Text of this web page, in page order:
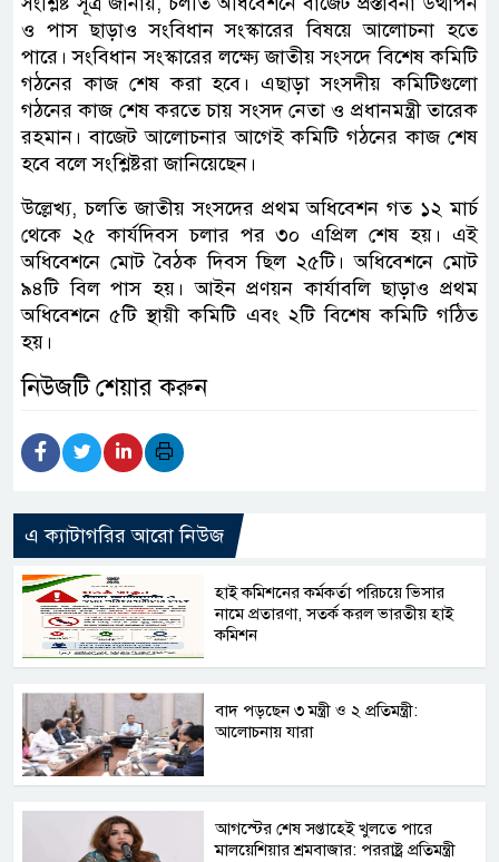
ও পাস ছাড়াও সংবিধান সংস্কারের বিষয়ে আলোচনা হতে
পারে। সংবিধান সংস্কারের লক্ষ্যে জাতীয় সংসদে বিশেষ কমিটি
গঠনের কাজ শেষ করা হবে। এছাড়া সংসদীয় কমিটিগুলো
গঠনের কাজ শেষ করতে চায় সংসদ নেতা ও প্রধানমন্ত্রী তারেক
রহমান। বাজেট আলোচনার আগেই কমিটি গঠনের কাজ শেষ
হবে বলে সংশ্লিষ্টরা জানিয়েছেন।
উল্লেখ্য, চলতি জাতীয় সংসদের প্রথম অধিবেশন গত ১২ মার্চ
থেকে ২৫ কার্যদিবস চলার পর ৩০ এপ্রিল শেষ হয়। এই
অধিবেশনে মোট বৈঠক দিবস ছিল ২৫টি। অধিবেশনে মোট
৯৪টি বিল পাস হয়। আইন প্রণয়ন কার্যাবলি ছাড়াও প্রথম
অধিবেশনে ৫টি স্থায়ী কমিটি এবং ২টি বিশেষ কমিটি গঠিত
হয়।
নিউজটি শেয়ার করুন
এ ক্যাটাগরির আরো নিউজ
হাই কমিশনের কর্মকর্তা পরিচয়ে ভিসার
নামে প্রতারণা, সতর্ক করল ভারতীয় হাই
কমিশন
বাদ পড়ছেন ৩ মন্ত্রী ও ২ প্রতিমন্ত্রী:
আলোচনায় যারা
আগস্টের শেষ সপ্তাহেই খুলতে পারে
মালয়েশিয়ার শ্রমবাজার: পররাষ্ট্র প্রতিমন্ত্রী